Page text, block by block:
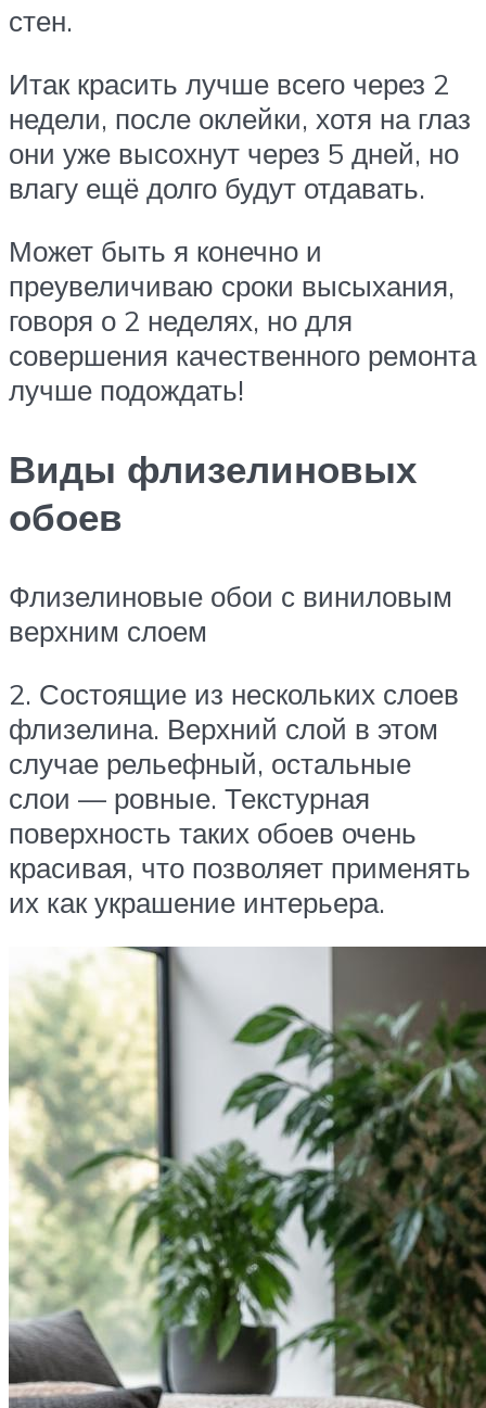
стен.
Итак красить лучше всего через 2
недели, после оклейки, хотя на глаз
они уже высохнут через 5 дней, но
влагу ещё долго будут отдавать.
Может быть я конечно и
преувеличиваю сроки высыхания,
говоря о 2 неделях, но для
совершения качественного ремонта
лучше подождать!
Виды флизелиновых
обоев
Флизелиновые обои с виниловым
верхним слоем
2. Состоящие из нескольких слоев
флизелина. Верхний слой в этом
случае рельефный, остальные
слои — ровные. Текстурная
поверхность таких обоев очень
красивая, что позволяет применять
их как украшение интерьера.